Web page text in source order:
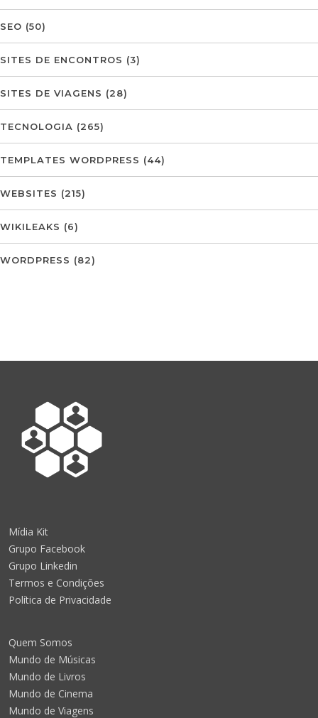
SEO (50)
SITES DE ENCONTROS (3)
SITES DE VIAGENS (28)
TECNOLOGIA (265)
TEMPLATES WORDPRESS (44)
WEBSITES (215)
WIKILEAKS (6)
WORDPRESS (82)
Mídia Kit
Grupo Facebook
Grupo Linkedin
Termos e Condições
Política de Privacidade
Quem Somos
Mundo de Músicas
Mundo de Livros
Mundo de Cinema
Mundo de Viagens